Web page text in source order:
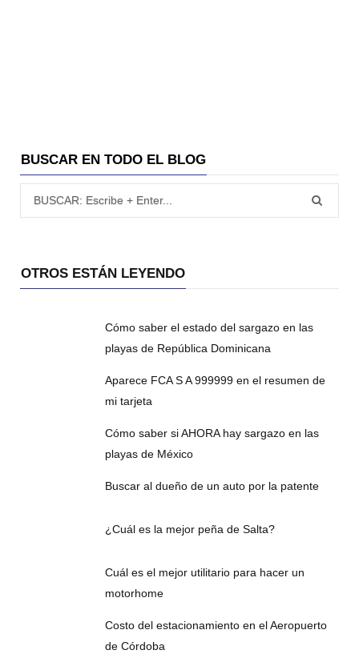
BUSCAR EN TODO EL BLOG
OTROS ESTÁN LEYENDO
Cómo saber el estado del sargazo en las
playas de República Dominicana
Aparece FCA S A 999999 en el resumen de
mi tarjeta
Cómo saber si AHORA hay sargazo en las
playas de México
Buscar al dueño de un auto por la patente
¿Cuál es la mejor peña de Salta?
Cuál es el mejor utilitario para hacer un
motorhome
Costo del estacionamiento en el Aeropuerto
de Córdoba